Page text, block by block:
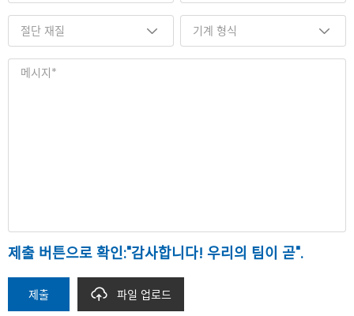
제출 버튼으로 확인:"감사합니다! 우리의 팀이 곧".
제출 파일 업로드